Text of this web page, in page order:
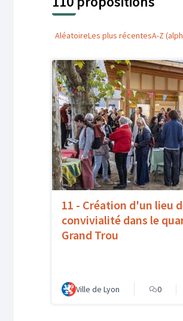
AléatoireLes plus récentesA-Z
11 - Création d'un lieu
convivialité dans le
Grand Trou
Ville de Lyon 0